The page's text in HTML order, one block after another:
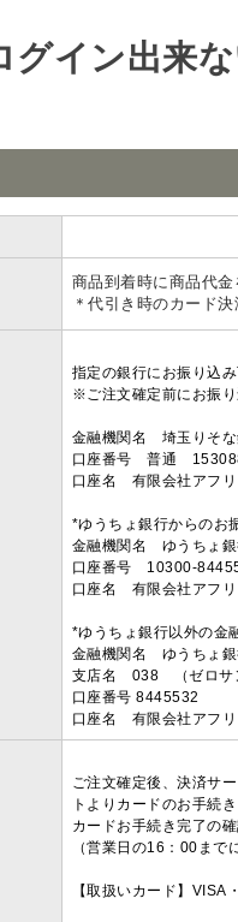
グイン出来
商品到着時に商品代
＊代引き時のカード
指定の銀行にお振り込
※ご注文確定前にお振
金融機関名 埼玉りそ
口座番号 普通
口座名 有限会社アフ
*ゆうちょ銀行からのお
金融機関名 ゆうちょ
口座番号 10300-
口座名 有限会社アフ
*ゆうちょ銀行以外の金
金融機関名 ゆうちょ
支店名 038 （ゼロサ
口座番号 8445532
口座名 有限会社アフ
ご注文確定後、決済サ
トよりカードのお手続
カードお手続き完了の
（営業日の16：00ま
【取扱いカード】